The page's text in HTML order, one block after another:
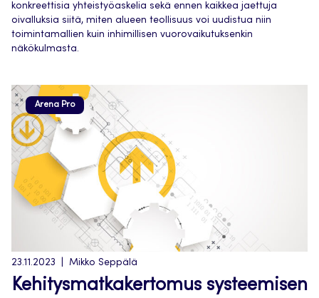
konkreettisia yhteistyöaskelia sekä ennen kaikkea jaettuja
oivalluksia siitä, miten alueen teollisuus voi uudistua niin
toimintamallien kuin inhimillisen vuorovaikutuksenkin
näkökulmasta.
Arena Pro
23.11.2023 Mikko Seppälä
Kehitysmatkakertomus systeemisen